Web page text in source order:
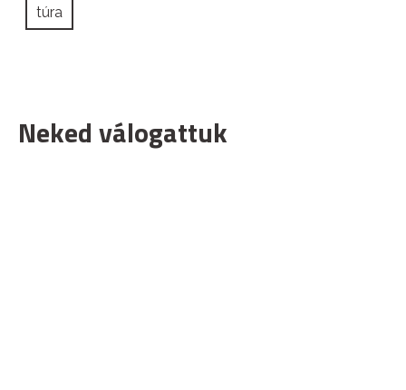
túra
Neked válogattuk